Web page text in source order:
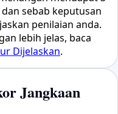
sebab keputusan
penilaian anda.
lebih jelas, baca
Dijelaskan.
Jangkaan